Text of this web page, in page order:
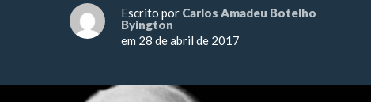
Escrito por Carlos Amadeu Botelho
Byington
em 28 de abril de 2017